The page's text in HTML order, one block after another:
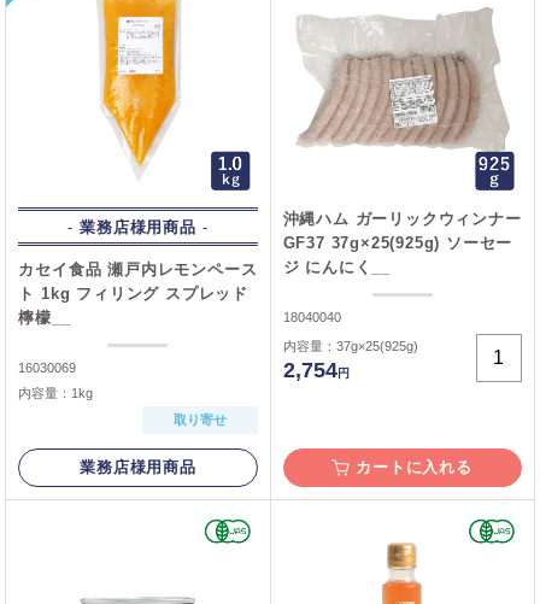
業務店様用商品
カセイ食品 瀬戸内レモンペース
ト 1kg フィリング スプレッド
檸檬__
16030069
内容量：1kg
取り寄せ
業務店様用商品
沖縄ハム ガーリックウィンナー
GF37 37g×25(925g) ソーセー
ジ にんにく__
18040040
内容量：37g×25(925g)
2,754円
カートに入れる